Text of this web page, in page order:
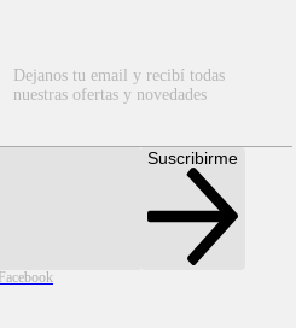
Dejanos tu email y recibí todas
nuestras ofertas y novedades
Suscribirme
Facebook